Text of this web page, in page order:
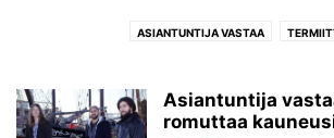
ASIANTUNTIJA VASTAA
Asiantuntija
romuttaa